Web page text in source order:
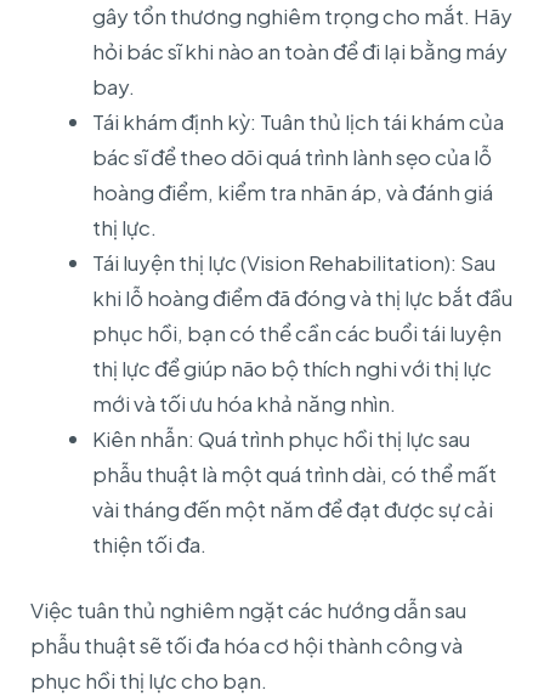
gây tổn thương nghiêm trọng cho mắt. Hãy
hỏi bác sĩ khi nào an toàn để đi lại bằng máy
bay.
Tái khám định kỳ: Tuân thủ lịch tái khám của
bác sĩ để theo dõi quá trình lành sẹo của lỗ
hoàng điểm, kiểm tra nhãn áp, và đánh giá
thị lực.
Tái luyện thị lực (Vision Rehabilitation): Sau
khi lỗ hoàng điểm đã đóng và thị lực bắt đầu
phục hồi, bạn có thể cần các buổi tái luyện
thị lực để giúp não bộ thích nghi với thị lực
mới và tối ưu hóa khả năng nhìn.
Kiên nhẫn: Quá trình phục hồi thị lực sau
phẫu thuật là một quá trình dài, có thể mất
vài tháng đến một năm để đạt được sự cải
thiện tối đa.
Việc tuân thủ nghiêm ngặt các hướng dẫn sau
phẫu thuật sẽ tối đa hóa cơ hội thành công và
phục hồi thị lực cho bạn.